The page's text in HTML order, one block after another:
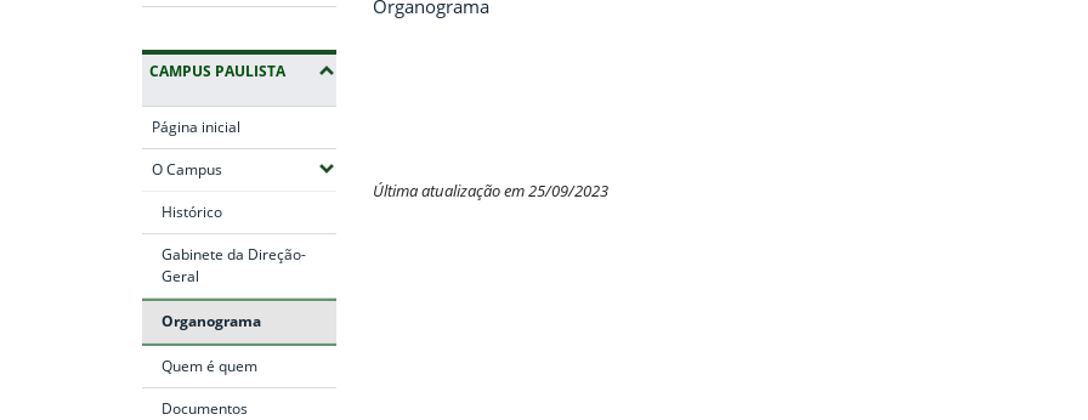
CAMPUS PAULISTA
Página inicial
O Campus(Expandir submenus)
Histórico
Gabinete da Direção-
Geral
Organograma
Quem é quem
Documentos
Organograma
Última atualização em 25/09/2023